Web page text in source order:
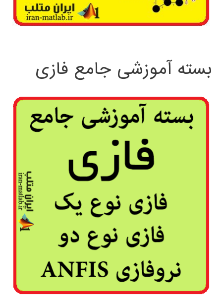
بسته آموزشی جامع فازی